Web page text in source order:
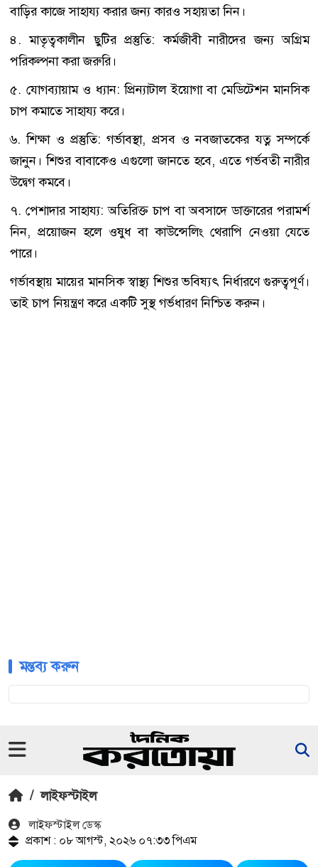
বাড়ির কাজে সাহায্য করার জন্য কারও সহায়তা নিন।
৪. মাতৃত্বকালীন ছুটির প্রস্তুতি: কর্মজীবী নারীদের জন্য অগ্রিম
পরিকল্পনা করা জরুরি।
৫. যোগব্যায়াম ও ধ্যান: প্রিন্যাটাল ইয়োগা বা মেডিটেশন মানসিক
চাপ কমাতে সাহায্য করে।
৬. শিক্ষা ও প্রস্তুতি: গর্ভাবস্থা, প্রসব ও নবজাতকের যত্ন সম্পর্কে
জানুন। শিশুর বাবাকেও এগুলো জানতে হবে, এতে গর্ভবতী নারীর
উদ্বেগ কমবে।
৭. পেশাদার সাহায্য: অতিরিক্ত চাপ বা অবসাদে ডাক্তারের পরামর্শ
নিন, প্রয়োজন হলে ওষুধ বা কাউন্সেলিং থেরাপি নেওয়া যেতে
পারে।
গর্ভাবস্থায় মায়ের মানসিক স্বাস্থ্য শিশুর ভবিষ্যৎ নির্ধারণে গুরুত্বপূর্ণ।
তাই চাপ নিয়ন্ত্রণ করে একটি সুস্থ গর্ভধারণ নিশ্চিত করুন।
মন্তব্য করুন
/ লাইফস্টাইল
লাইফস্টাইল ডেস্ক
প্রকাশ : ০৮ আগস্ট, ২০২৬ ০৭:৩৩ পিএম